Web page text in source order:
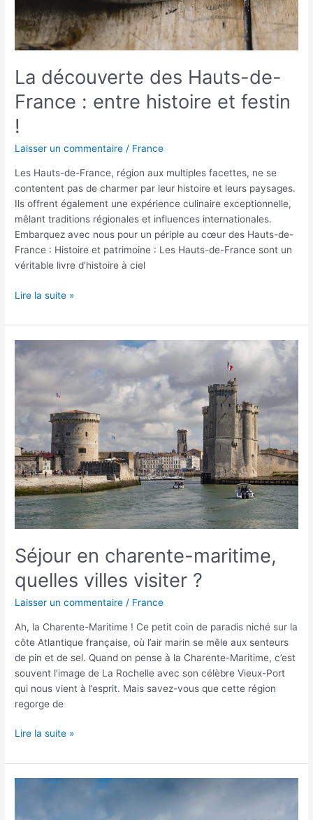
La découverte des Hauts-de-
France : entre histoire et festin
!
Laisser un commentaire / France
Les Hauts-de-France, région aux multiples facettes, ne se
contentent pas de charmer par leur histoire et leurs paysages.
Ils offrent également une expérience culinaire exceptionnelle,
mêlant traditions régionales et influences internationales.
Embarquez avec nous pour un périple au cœur des Hauts-de-
France : Histoire et patrimoine : Les Hauts-de-France sont un
véritable livre d’histoire à ciel
Lire la suite »
Séjour en charente-maritime,
quelles villes visiter ?
Laisser un commentaire / France
Ah, la Charente-Maritime ! Ce petit coin de paradis niché sur la
côte Atlantique française, où l’air marin se mêle aux senteurs
de pin et de sel. Quand on pense à la Charente-Maritime, c’est
souvent l’image de La Rochelle avec son célèbre Vieux-Port
qui nous vient à l’esprit. Mais savez-vous que cette région
regorge de
Séjour
maritime,
quelles
villes
visiter
?
Lire la suite »
Préparer
voyage